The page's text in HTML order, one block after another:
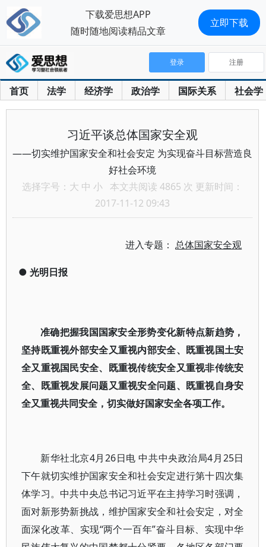
首页 法学 经济学 政治学 国际关系 社会学
登录 注册
习近平谈总体国家安全观
——切实维护国家安全和社会安定 为实现奋斗目标营造良
好社会环境
选择字号： 大 中 小 本文共阅读 4865 次 更新时间：
2017-11-12 09:43
进入专题：总体国家安全观
● 光明日报
准确把握我国国家安全形势变化新特点新趋势，
坚持既重视外部安全又重视内部安全、既重视国土安
全又重视国民安全、既重视传统安全又重视非传统安
全、既重视发展问题又重视安全问题、既重视自身安
全又重视共同安全，切实做好国家安全各项工作。
新华社北京4月26日电 中共中央政治局4月25日
下午就切实维护国家安全和社会安定进行第十四次集
体学习。中共中央总书记习近平在主持学习时强调，
面对新形势新挑战，维护国家安全和社会安定，对全
面深化改革、实现“两个一百年”奋斗目标、实现中华
下载爱思想APP
随时随地阅读精品文章
立即下载